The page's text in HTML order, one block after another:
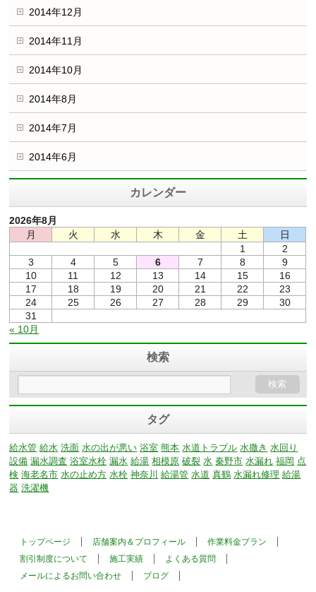
2014年12月
2014年11月
2014年10月
2014年8月
2014年7月
2014年6月
カレンダー
2026年8月
月
火 水 木 金 土
日
1
2
3
4 5 6 7 8
9
10
11 12 13 14 15
16
17
18 19 20 21 22
23
24
25 26 27 28 29
30
31
« 10月
検索
タグ
給水管 給水 洗面 水の出が悪い 浴室 熊本 水道トラブル 水撒き 水回り
設備 漏水調査 浴室水栓 漏水 給湯 相模原 破裂 水 秦野市 水漏れ 福岡 点
検 海老名市 水の止め方 水栓 神奈川 給湯管 水道 真鶴 水漏れ修理 給湯
器 洗濯機
トップページ 店舗案内＆プロフィール
作業料金プラン
割引制度について
施工実績
よくある質問
メールによるお問い合わせ
ブログ